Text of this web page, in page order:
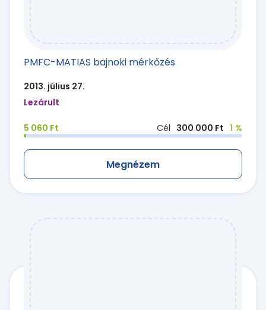
PMFC-MATIAS bajnoki mérkőzés
2013. július 27.
Lezárult
5 060 Ft Cél 300 000 Ft 1 %
Megnézem